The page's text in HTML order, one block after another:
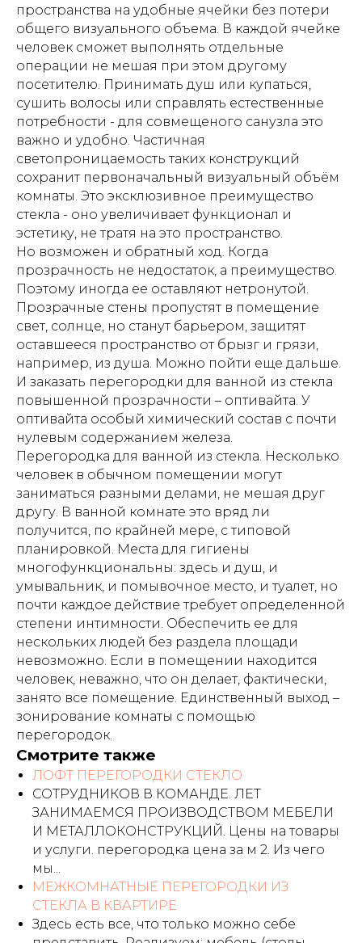
пространства на удобные ячейки без потери
общего визуального объема. В каждой ячейке
человек сможет выполнять отдельные
операции не мешая при этом другому
посетителю. Принимать душ или купаться,
сушить волосы или справлять естественные
потребности - для совмещеного санузла это
важно и удобно. Частичная
светопроницаемость таких конструкций
сохранит первоначальный визуальный объём
комнаты. Это эксклюзивное преимущество
стекла - оно увеличивает функционал и
эстетику, не тратя на это пространство.
Но возможен и обратный ход. Когда
прозрачность не недостаток, а преимущество.
Поэтому иногда ее оставляют нетронутой.
Прозрачные стены пропустят в помещение
свет, солнце, но станут барьером, защитят
оставшееся пространство от брызг и грязи,
например, из душа. Можно пойти еще дальше.
И заказать перегородки для ванной из стекла
повышенной прозрачности – оптивайта. У
оптивайта особый химический состав с почти
нулевым содержанием железа.
Перегородка для ванной из стекла. Несколько
человек в обычном помещении могут
заниматься разными делами, не мешая друг
другу. В ванной комнате это вряд ли
получится, по крайней мере, с типовой
планировкой. Места для гигиены
многофункциональны: здесь и душ, и
умывальник, и помывочное место, и туалет, но
почти каждое действие требует определенной
степени интимности. Обеспечить ее для
нескольких людей без раздела площади
невозможно. Если в помещении находится
человек, неважно, что он делает, фактически,
занято все помещение. Единственный выход –
зонирование комнаты с помощью
перегородок.
Смотрите также
ЛОФТ ПЕРЕГОРОДКИ СТЕКЛО
СОТРУДНИКОВ В КОМАНДЕ. ЛЕТ
ЗАНИМАЕМСЯ ПРОИЗВОДСТВОМ МЕБЕЛИ
И МЕТАЛЛОКОНСТРУКЦИЙ. Цены на товары
и услуги. перегородка цена за м 2. Из чего
мы...
МЕЖКОМНАТНЫЕ ПЕРЕГОРОДКИ ИЗ
СТЕКЛА В КВАРТИРЕ
Здесь есть все, что только можно себе